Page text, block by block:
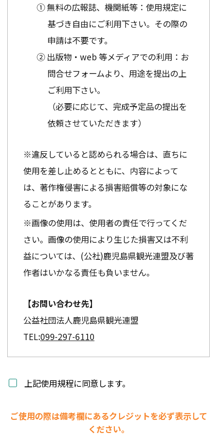
① 無料の広報誌、機関紙等：使用規定に
基づき自由にご利用下さい。その際の
申請は不要です。
② 出版物・web 等メディアでの利用：お
問合せフォームより、用途を提出の上
ご利用下さい。
（必要に応じて、完成予定品の提出を
依頼させていただきます）
※違反していると認められる場合は、直ちに
使用を差し止めるとともに、内容によって
は、著作権侵害による損害賠償等の対象にな
ることがあります。
※画像の使用は、使用者の責任で行ってくだ
さい。画像の使用により生じた損害又は不利
益については、(公社)鹿児島県観光連盟及び著
作者はいかなる責任も負いません。
【お問い合わせ先】
公益社団法人鹿児島県観光連盟
TEL:099-297-6110
上記使用規程に同意します。
ご使用の際は備考欄にあるクレジットを必ず表示して
ください。